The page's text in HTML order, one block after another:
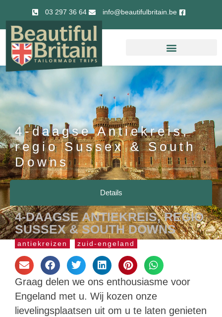
03 297 36 64 info@beautifulbritain.be
4-daagse Antiekreis,
regio Sussex & South
Downs
Details
4-DAAGSE ANTIEKREIS, REGIO
SUSSEX & SOUTH DOWNS
antiekreizen zuid-engeland
Graag delen we ons enthousiasme voor
Engeland met u. Wij kozen onze
lievelingsplaatsen uit om u te laten genieten